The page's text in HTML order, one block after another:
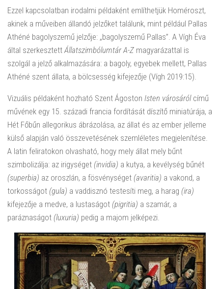
Ezzel kapcsolatban irodalmi példaként említhetjük Homéroszt,
akinek a műveiben állandó jelzőket találunk, mint például Pallas
Athéné bagolyszemű jelzője: „bagolyszemű Pallas”. A Vígh Éva
által szerkesztett Állatszimbólumtár A-Z magyarázattal is
szolgál a jelző alkalmazására: a bagoly, egyebek mellett, Pallas
Athéné szent állata, a bölcsesség kifejezője (Vígh 2019:15).
Vizuális példaként hozható Szent Ágoston Isten városárólcímű
művének egy 15. századi francia fordítását díszítő miniatúrája, a
Hét Főbűn allegorikus ábrázolása, az állat és az ember jelleme
külső alapján való összevetésének szemléletes megjelenítése.
A latin feliratokon olvasható, hogy mely állat mely bűnt
szimbolizálja: az irigységet (invidia) a kutya, a kevélység bűnét
(superbia) az oroszlán, a fösvénységet (avaritia) a vakond, a
torkosságot (gula) a vaddisznó testesíti meg, a harag (ira)
kifejezője a medve, a lustaságot (pigritia) a szamár, a
paráznaságot (luxuria) pedig a majom jelképezi.